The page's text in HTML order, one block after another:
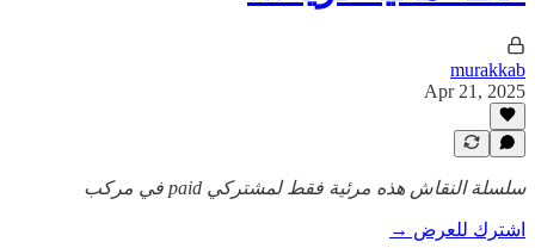
murakkab
Apr 21, 2025
سلسلة النقاش هذه مرئية فقط لمشتركي paid في مركب
اشترك للعرض →